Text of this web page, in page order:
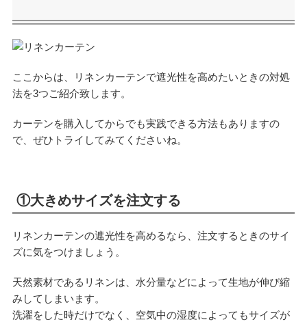
ここからは、リネンカーテンで遮光性を高めたいときの対処
法を3つご紹介致します。
カーテンを購入してからでも実践できる方法もありますの
で、ぜひトライしてみてくださいね。
①大きめサイズを注文する
リネンカーテンの遮光性を高めるなら、注文するときのサイ
ズに気をつけましょう。
天然素材であるリネンは、水分量などによって生地が伸び縮
みしてしまいます。
洗濯をした時だけでなく、空気中の湿度によってもサイズが